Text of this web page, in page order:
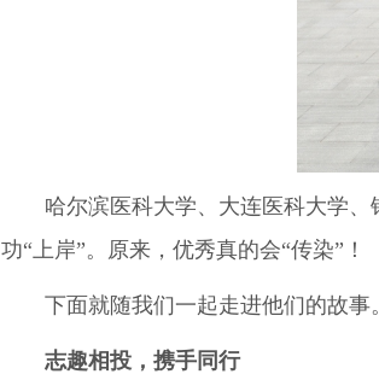
哈尔滨医科大学、大连医科大学
功“上岸”。原来，优秀真的会“传染”！
下面就随我们一起走进他们的故事
志趣相投，携手同行